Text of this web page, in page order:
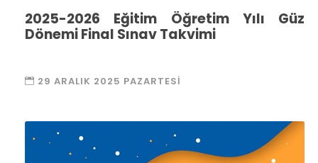
2025-2026 Eğitim Öğretim Yılı Güz
Dönemi Final Sınav Takvimi
29 ARALIK 2025 PAZARTESI